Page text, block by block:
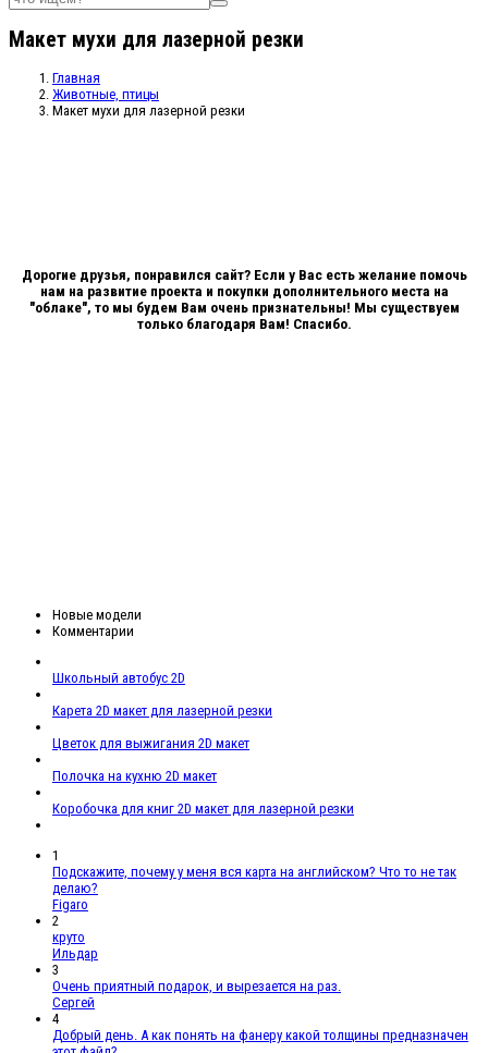
Макет мухи для лазерной резки
Главная
Животные, птицы
Макет мухи для лазерной резки
Дорогие друзья, понравился сайт? Если у Вас есть желание помочь
нам на развитие проекта и покупки дополнительного места на
"облаке", то мы будем Вам очень признательны! Мы существуем
только благодаря Вам! Спасибо.
Новые модели
Комментарии
Школьный автобус 2D
Карета 2D макет для лазерной резки
Цветок для выжигания 2D макет
Полочка на кухню 2D макет
Коробочка для книг 2D макет для лазерной резки
1
Подскажите, почему у меня вся карта на английском? Что то не так
делаю?
Figaro
2
круто
Ильдар
3
Очень приятный подарок, и вырезается на раз.
Сергей
4
Добрый день. А как понять на фанеру какой толщины предназначен